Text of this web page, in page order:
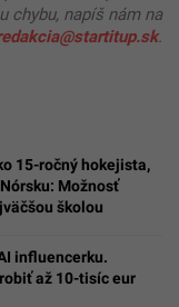
chybu, napíš nám na
.
15-ročný hokejista,
Možnosť
školou
influencerku.
až 10-tisíc eur